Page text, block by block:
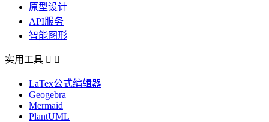
原型设计
API服务
智能图形
实用工具  
LaTex公式编辑器
Geogebra
Mermaid
PlantUML